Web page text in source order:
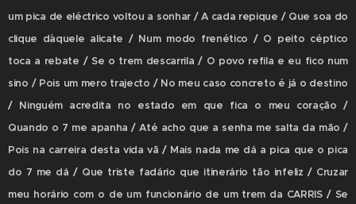
um pica de eléctrico voltou a sonhar / A cada repique / Que soa do
clique d´aquele alicate / Num modo frenético / O peito céptico
toca a rebate / Se o trem descarrila / O povo refila e eu fico num
sino / Pois um mero trajecto / No meu caso concreto é já o destino
/ Ninguém acredita no estado em que fica o meu coração /
Quando o 7 me apanha / Até acho que a senha me salta da mão /
Pois na carreira desta vida vã / Mais nada me dá a pica que o pica
do 7 me dá / Que triste fadário que itinerário tão infeliz / Cruzar
meu horário com o de um funcionário de um trem da CARRIS / Se